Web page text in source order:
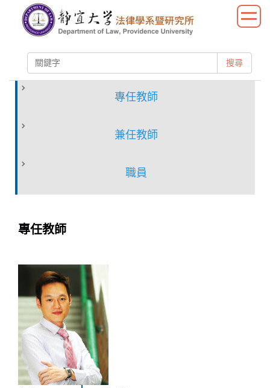
容
搜尋
專任教師
兼任教師
職員
專任教師